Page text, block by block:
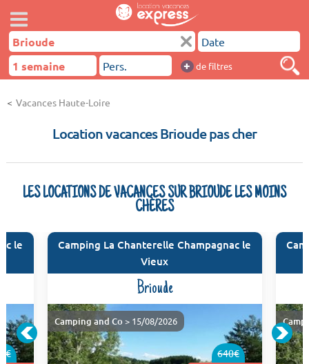
+ de filtres
Vacances Haute-Loire
Location vacances Brioude pas cher
LES LOCATIONS DE VACANCES SUR BRIOUDE LES MOINS
CHÈRES
le
Camping La Chanterelle Champagnac le
Vieux
Brioude
640€
Camping and Co > 15/08/2026